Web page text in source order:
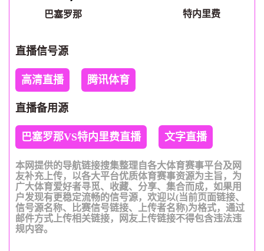
巴塞罗那 特内里费
直播信号源
高清直播 腾讯体育
直播备用源
巴塞罗那VS特内里费直播 文字直播
本网提供的导航链接搜集整理自各大体育赛事平台及网
友补充上传，以各大平台优质体育赛事资源为主旨，为
广大体育爱好者寻觅、收藏、分享、集合而成，如果用
户发现有更稳定流畅的信号源，欢迎以(当前页面链接、
信号源名称、比赛信号链接、上传者名称)为格式，通过
邮件方式上传相关链接，网友上传链接不得包含违法违
规内容。